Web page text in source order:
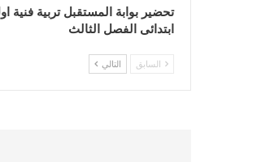
تحضير بوابة المستقبل تربية فنية
ابتدائى الفصل الثالث
السابق التالي